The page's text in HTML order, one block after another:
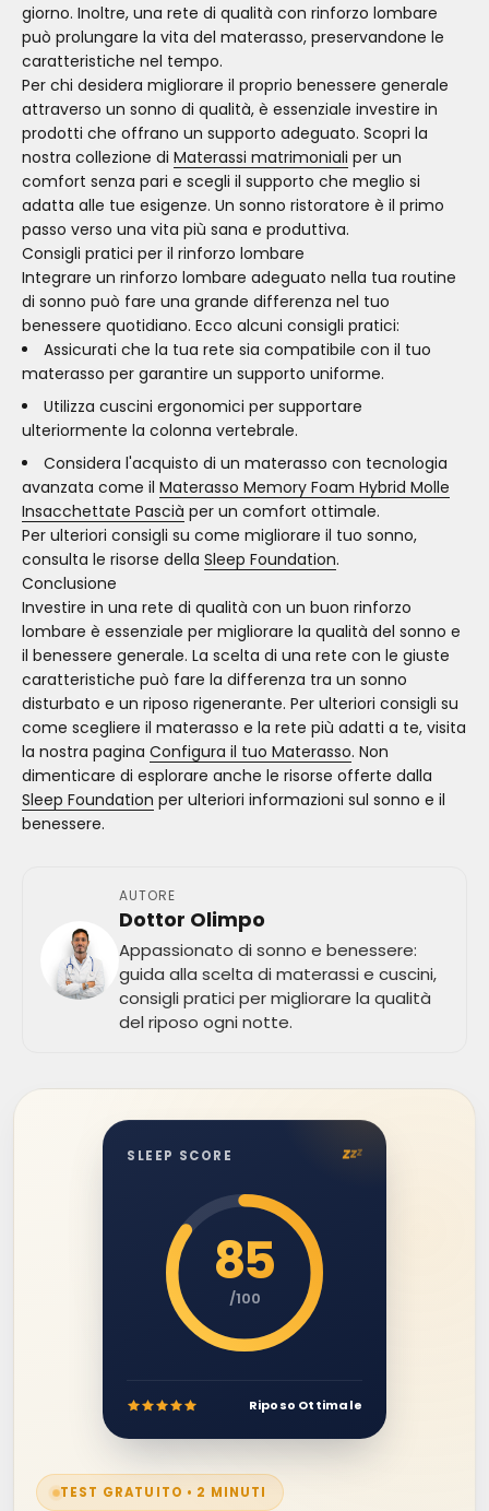
giorno. Inoltre, una rete di qualità con rinforzo lombare
può prolungare la vita del materasso, preservandone le
caratteristiche nel tempo.
Per chi desidera migliorare il proprio benessere generale
attraverso un sonno di qualità, è essenziale investire in
prodotti che offrano un supporto adeguato. Scopri la
nostra collezione di Materassi matrimoniali per un
comfort senza pari e scegli il supporto che meglio si
adatta alle tue esigenze. Un sonno ristoratore è il primo
passo verso una vita più sana e produttiva.
Consigli pratici per il rinforzo lombare
Integrare un rinforzo lombare adeguato nella tua routine
di sonno può fare una grande differenza nel tuo
benessere quotidiano. Ecco alcuni consigli pratici:
Assicurati che la tua rete sia compatibile con il tuo
materasso per garantire un supporto uniforme.
Utilizza cuscini ergonomici per supportare
ulteriormente la colonna vertebrale.
Considera l'acquisto di un materasso con tecnologia
avanzata come il Materasso Memory Foam Hybrid Molle
Insacchettate Pascià per un comfort ottimale.
Per ulteriori consigli su come migliorare il tuo sonno,
consulta le risorse della Sleep Foundation.
Conclusione
Investire in una rete di qualità con un buon rinforzo
lombare è essenziale per migliorare la qualità del sonno e
il benessere generale. La scelta di una rete con le giuste
caratteristiche può fare la differenza tra un sonno
disturbato e un riposo rigenerante. Per ulteriori consigli su
come scegliere il materasso e la rete più adatti a te, visita
la nostra pagina Configura il tuo Materasso. Non
dimenticare di esplorare anche le risorse offerte dalla
Sleep Foundation per ulteriori informazioni sul sonno e il
benessere.
AUTORE
Dottor Olimpo
Appassionato di sonno e benessere:
guida alla scelta di materassi e cuscini,
consigli pratici per migliorare la qualità
del riposo ogni notte.
TEST GRATUITO • 2 MINUTI
SLEEP SCORE zzz
85
/100
Riposo Ottimale